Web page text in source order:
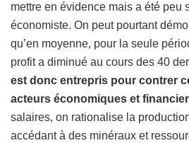
mettre en évidence mais a été peu
économiste. On peut pourtant
qu’en moyenne, pour la seule
profit a diminué au cours des 40
est donc entrepris pour contrer
acteurs économiques et
salaires, on rationalise la
accédant à des minéraux et